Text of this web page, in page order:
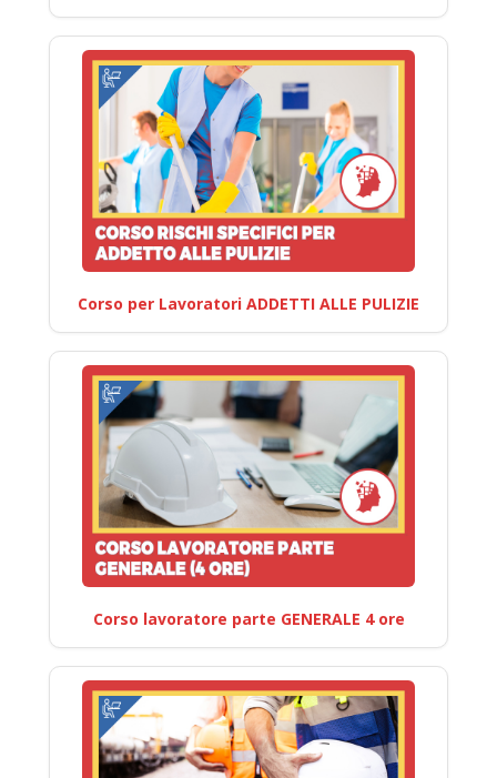
Corso per Lavoratori ADDETTI ALLE PULIZIE
Corso lavoratore parte GENERALE 4 ore